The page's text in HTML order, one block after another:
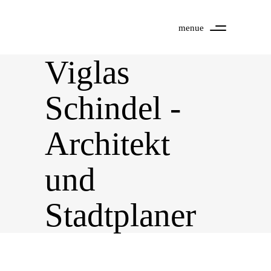
menue
Viglas
Schindel -
Architekt
und
Stadtplaner